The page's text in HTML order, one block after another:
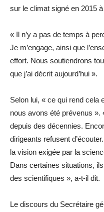
sur le climat signé en 2015
« Il n’y a pas de temps à
Je m’engage, ainsi que
effort. Nous soutiendrons
que j’ai décrit aujourd’hui ».
Selon lui, « ce qui rend cela
nous avons été prévenus ».
depuis des décennies.
dirigeants refusent
la vision exigée par la
Dans certaines situations,
des scientifiques », a-t-il dit.
Le discours du Secrétaire